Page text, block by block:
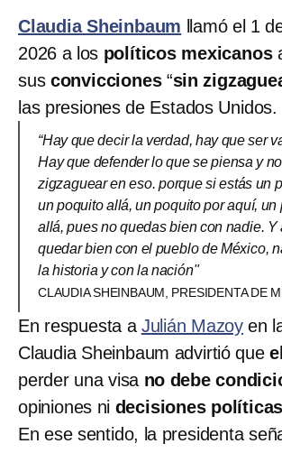
Claudia Sheinbaum llamó el 1
2026 a los políticos mexicanos
sus convicciones“sin
las presiones de Estados Unidos.
“Hay que decir la verdad, hay que ser
Hay que defender lo que se piensa y
zigzaguear en eso. porque si estás un
un poquito allá, un poquito por aquí, un
allá, pues no quedas bien con nadie. Y
quedar bien con el pueblo de México,
la historia y con la nación"
CLAUDIA SHEINBAUM, PRESIDENTA DE
En respuesta a Julián Mazoy en
Claudia Sheinbaum advirtió que
perder una visa no debe
opiniones ni decisiones políticas
En ese sentido, la presidenta